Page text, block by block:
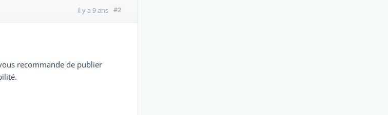
il y a 9 ans #2
recommande de publier